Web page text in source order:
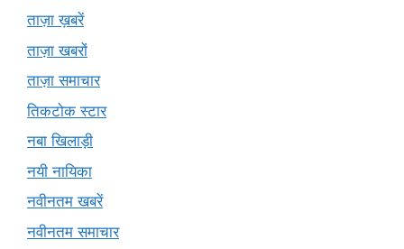
ताज़ा ख़बरें
ताज़ा खबरों
ताज़ा समाचार
तिकटोक स्टार
नबा खिलाड़ी
नयी नायिका
नवीनतम खबरें
नवीनतम समाचार